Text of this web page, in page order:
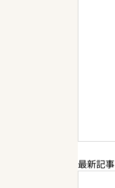
最新記事